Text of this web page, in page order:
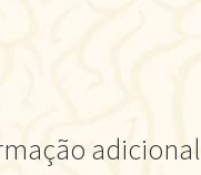
adicional